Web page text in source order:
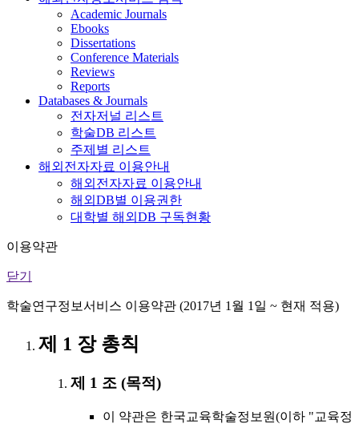
Academic Journals
Ebooks
Dissertations
Conference Materials
Reviews
Reports
Databases & Journals
전자저널 리스트
학술DB 리스트
주제별 리스트
해외전자자료 이용안내
해외전자자료 이용안내
해외DB별 이용권한
대학별 해외DB 구독현황
이용약관
닫기
학술연구정보서비스 이용약관 (2017년 1월 1일 ~ 현재 적용)
제 1 장 총칙
제 1 조 (목적)
이 약관은 한국교육학술정보원(이하 "교육정